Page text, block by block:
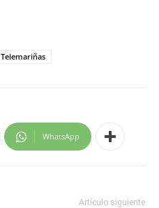
Telemariñas
WhatsApp
Artículo siguiente